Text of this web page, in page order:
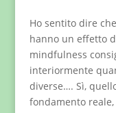
Ho sentito dire
hanno un effetto
mindfulness
interiormente
diverse…. Sì,
fondamento